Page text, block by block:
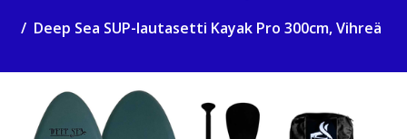
Deep Sea SUP-lautasetti Kayak Pro 300cm, Vihreä